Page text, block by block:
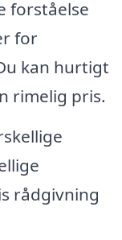
forståelse
for
kan hurtigt
rimelig pris.
rådgivning